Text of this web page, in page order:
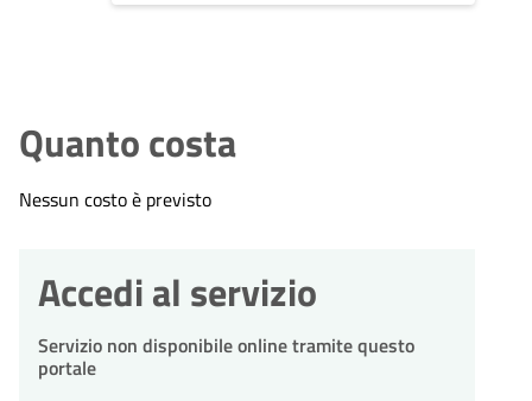
Quanto costa
Nessun costo è previsto
Accedi al servizio
Servizio non disponibile online tramite questo
portale